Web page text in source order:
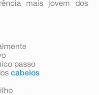
mais jovem dos
passo
cabelos